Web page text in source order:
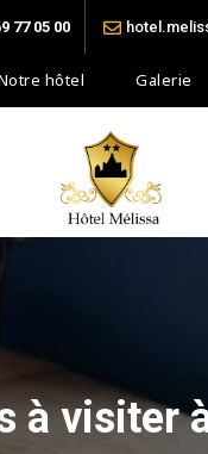
77 05 00
hôtel Galerie
prix
à visiter